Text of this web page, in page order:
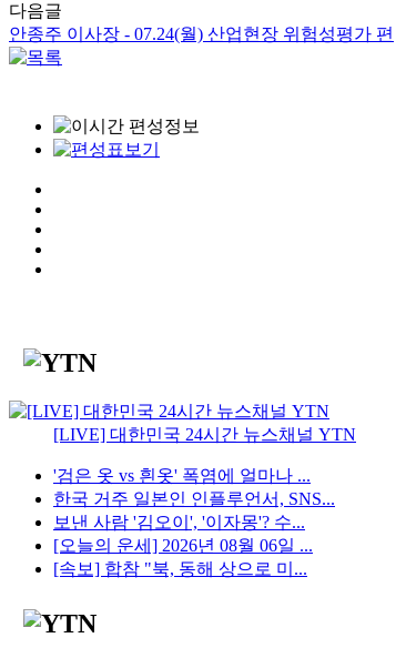
다음글
안종주 이사장 - 07.24(월) 산업현장 위험성평가 편
[LIVE] 대한민국 24시간 뉴스채널 YTN
'검은 옷 vs 흰옷' 폭염에 얼마나 ...
한국 거주 일본인 인플루언서, SNS...
보낸 사람 '김오이', '이자몽'? 수...
[오늘의 운세] 2026년 08월 06일 ...
[속보] 합참 "북, 동해 상으로 미...